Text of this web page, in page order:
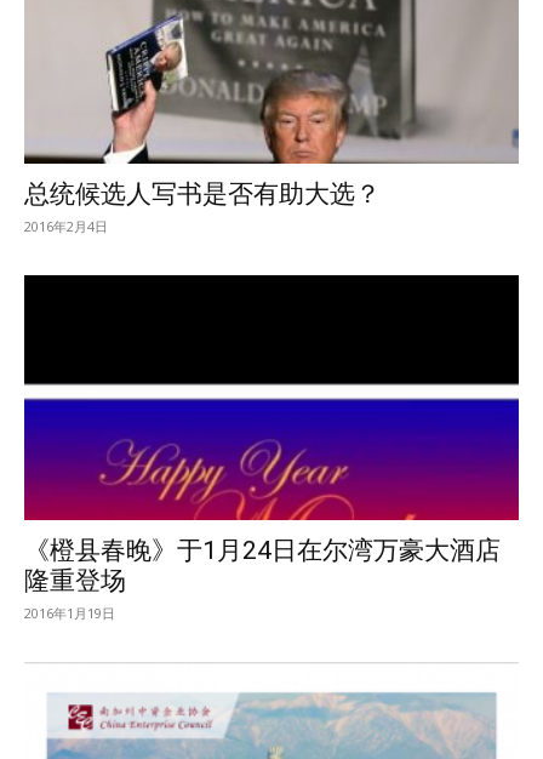
总统候选人写书是否有助大选？
2016年2月4日
《橙县春晚》于1月24日在尔湾万豪大酒店
隆重登场
2016年1月19日